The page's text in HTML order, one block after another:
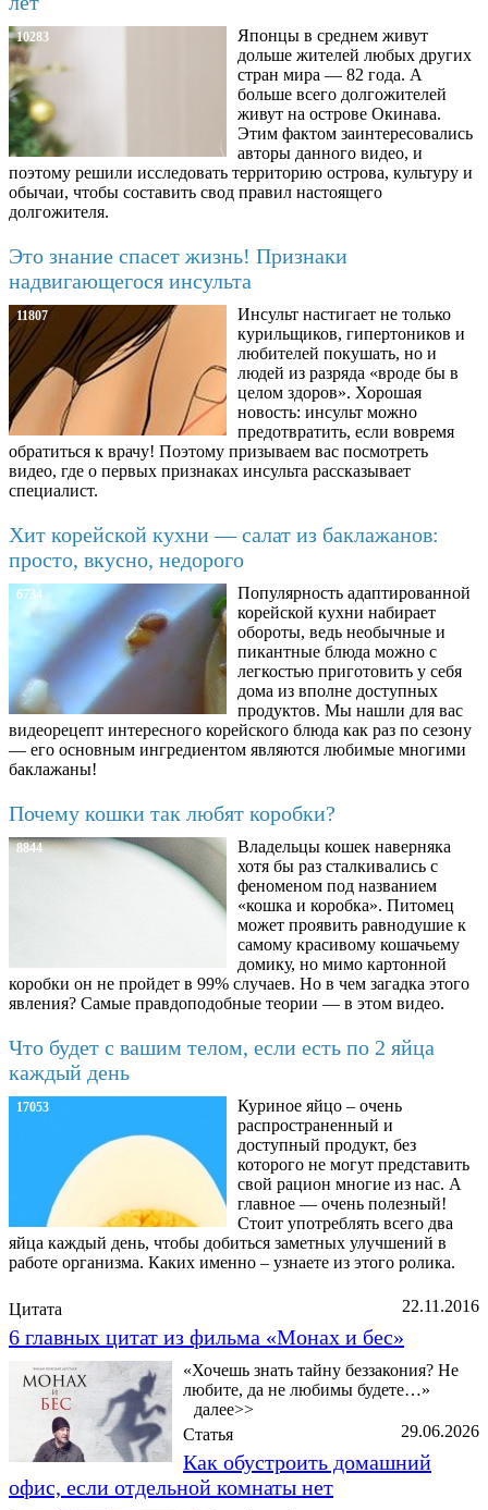
10283
Японцы в среднем живут
дольше жителей любых других
стран мира — 82 года. А
больше всего долгожителей
живут на острове Окинава.
Этим фактом заинтересовались
авторы данного видео, и
поэтому решили исследовать территорию острова, культуру и
обычаи, чтобы составить свод правил настоящего
долгожителя.
Это знание спасет жизнь! Признаки
надвигающегося инсульта
11807
Инсульт настигает не только
курильщиков, гипертоников и
любителей покушать, но и
людей из разряда «вроде бы в
целом здоров». Хорошая
новость: инсульт можно
предотвратить, если вовремя
обратиться к врачу! Поэтому призываем вас посмотреть
видео, где о первых признаках инсульта рассказывает
специалист.
Хит корейской кухни — салат из баклажанов:
просто, вкусно, недорого
6734
Популярность адаптированной
корейской кухни набирает
обороты, ведь необычные и
пикантные блюда можно с
легкостью приготовить у себя
дома из вполне доступных
продуктов. Мы нашли для вас
видеорецепт интересного корейского блюда как раз по сезону
— его основным ингредиентом являются любимые многими
баклажаны!
Почему кошки так любят коробки?
8844
Владельцы кошек наверняка
хотя бы раз сталкивались с
феноменом под названием
«кошка и коробка». Питомец
может проявить равнодушие к
самому красивому кошачьему
домику, но мимо картонной
коробки он не пройдет в 99% случаев. Но в чем загадка этого
явления? Самые правдоподобные теории — в этом видео.
Что будет с вашим телом, если есть по 2 яйца
каждый день
17053
Куриное яйцо – очень
распространенный и
доступный продукт, без
которого не могут представить
свой рацион многие из нас. А
главное — очень полезный!
Стоит употреблять всего два
яйца каждый день, чтобы добиться заметных улучшений в
работе организма. Каких именно – узнаете из этого ролика.
22.11.2016
Цитата
6 главных цитат из фильма «Монах и бес»
«Хочешь знать тайну беззакония? Не
любите, да не любимы будете…»
далее>>
29.06.2026
Статья
Как обустроить домашний
офис, если отдельной комнаты нет